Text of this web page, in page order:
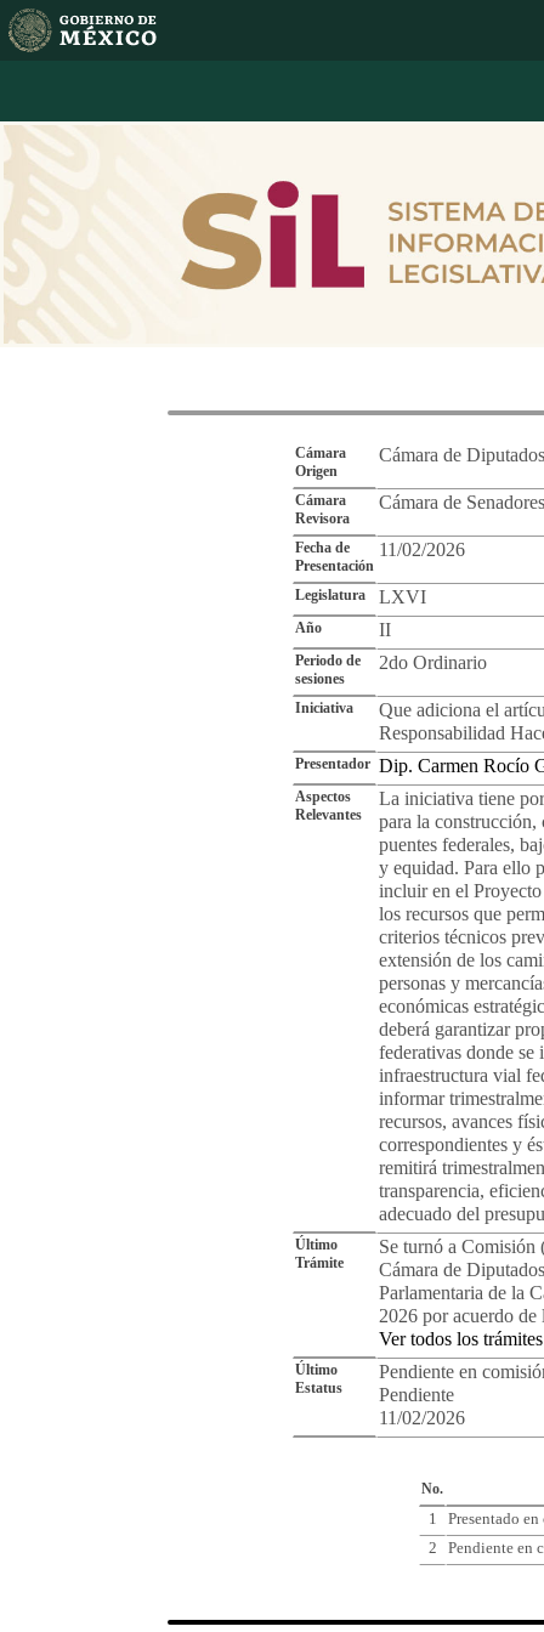
Cámara
Origen
Cámara de Diputados
Cámara
Revisora
Cámara de Senadores
Fecha de
Presentación
11/02/2026
Legislatura LXVI
Año II
Periodo de
sesiones
2do Ordinario
Iniciativa
Que adiciona el
Responsabilidad
Presentador Dip. Carmen Rocío
Aspectos
Relevantes
La iniciativa tiene
para la
puentes federales,
y equidad. Para ello
incluir en el Proyecto
los recursos que
criterios técnicos
extensión de los
personas y
económicas
deberá garantizar
federativas donde
infraestructura vial
informar
recursos, avances
correspondientes y
remitirá
transparencia,
adecuado del
Último
Trámite
Se turnó a
Cámara de
Parlamentaria de la
2026 por acuerdo
Ver todos los trámites
Último
Estatus
Pendiente en
Pendiente
11/02/2026
No.
1
Presentado
2
Pendiente en